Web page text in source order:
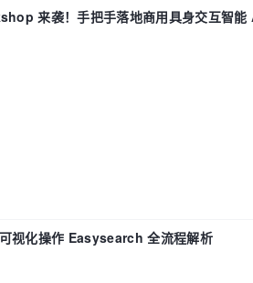
来袭！手把手落地商用具身交互智
视化操作 Easysearch 全流程解析